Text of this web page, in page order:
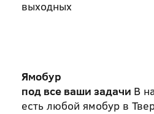
выходных
Ямобур
под все ваши задачи В
есть любой ямобур в